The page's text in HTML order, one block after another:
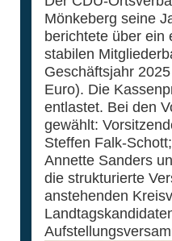
Mönkeberg seine
berichtete über ein
stabilen
Geschäftsjahr
Euro). Die
entlastet. Bei den
gewählt:
Steffen Falk-
Annette Sanders
die strukturierte
anstehenden